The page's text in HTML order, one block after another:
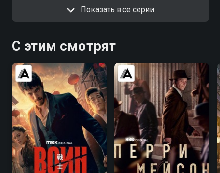
Показать все серии
С этим смотрят